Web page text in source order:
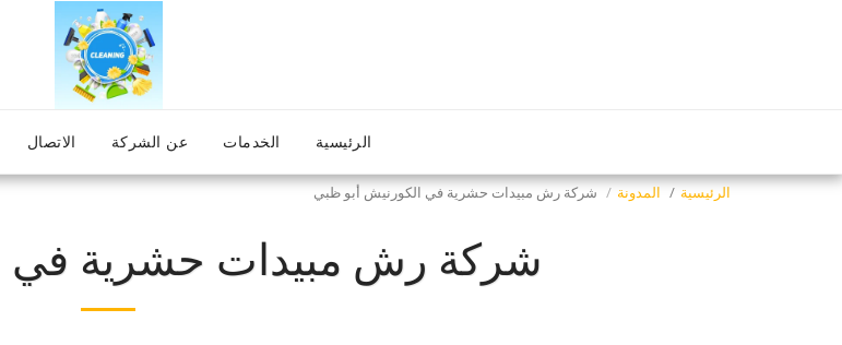
الرئيسية الخدمات عن الشركة الاتصال
الرئيسية المدونة شركة رش مبيدات حشرية في الكورنيش أبو ظبي
شركة رش مبيدات حشرية في